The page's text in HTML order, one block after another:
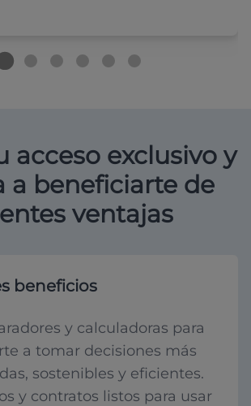
acceso exclusivo y
a beneficiarte de
ventajas
beneficios
y calculadoras para
a tomar decisiones más
sostenibles y eficientes.
y contratos listos para usar